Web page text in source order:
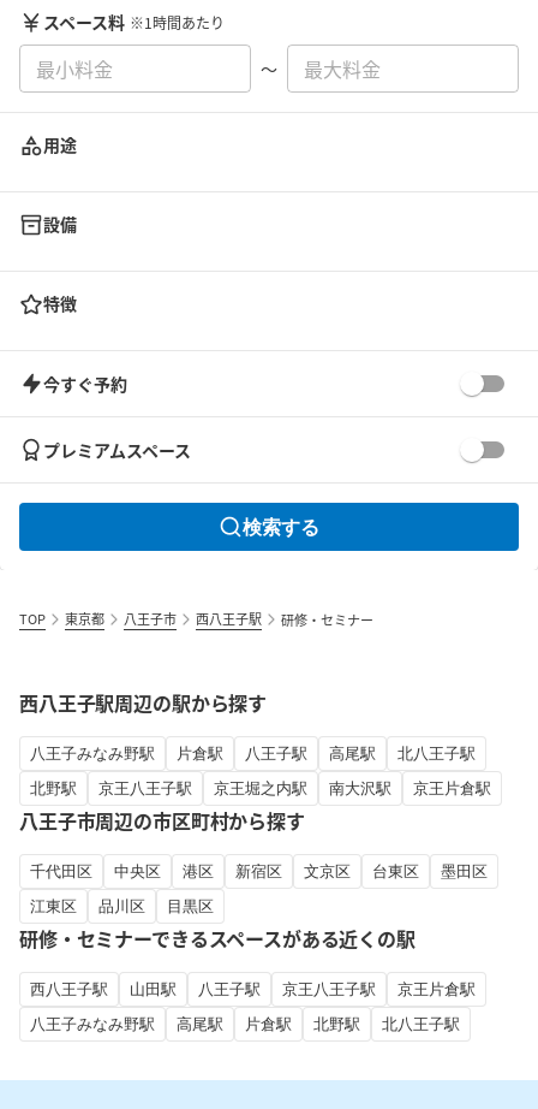
スペース料 ※1時間あたり
〜
用途
設備
特徴
今すぐ予約
プレミアムスペース
検索する
TOP 東京都 八王子市 西八王子駅 研修・セミナー
西八王子駅周辺の駅から探す
八王子みなみ野駅 片倉駅 八王子駅 高尾駅
北八王子駅
北野駅
京王八王子駅 京王堀之内駅 南大沢駅 京王片倉駅
八王子市周辺の市区町村から探す
千代田区 中央区 港区 新宿区 文京区 台東区
墨田区
江東区
品川区 目黒区
研修・セミナーできるスペースがある近くの駅
西八王子駅 山田駅 八王子駅 京王八王子駅
京王片倉駅
八王子みなみ野駅
高尾駅 片倉駅 北野駅 北八王子駅